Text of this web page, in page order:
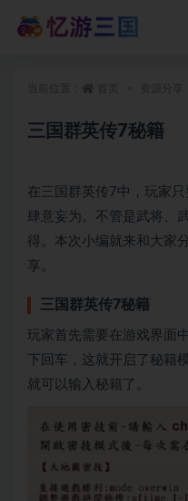
三国群英传7秘籍
在三国群英传7中，玩家
肆意妄为。不管是武将、
得。本次小编就来和大家
享。
三国群英传7秘籍
玩家首先需要在游戏界面
下回车，这就开启了秘籍
就可以输入秘籍了。